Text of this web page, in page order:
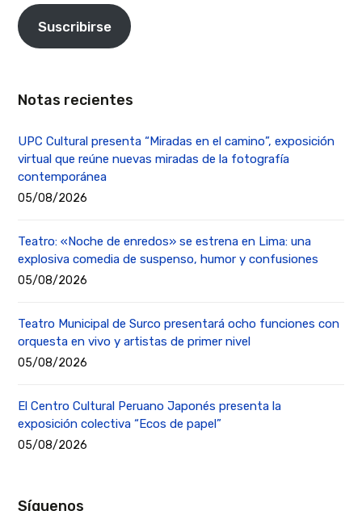
Suscribirse
Notas recientes
UPC Cultural presenta “Miradas en el camino”, exposición
virtual que reúne nuevas miradas de la fotografía
contemporánea
05/08/2026
Teatro: «Noche de enredos» se estrena en Lima: una
explosiva comedia de suspenso, humor y confusiones
05/08/2026
Teatro Municipal de Surco presentará ocho funciones con
orquesta en vivo y artistas de primer nivel
05/08/2026
El Centro Cultural Peruano Japonés presenta la
exposición colectiva “Ecos de papel”
05/08/2026
Síguenos